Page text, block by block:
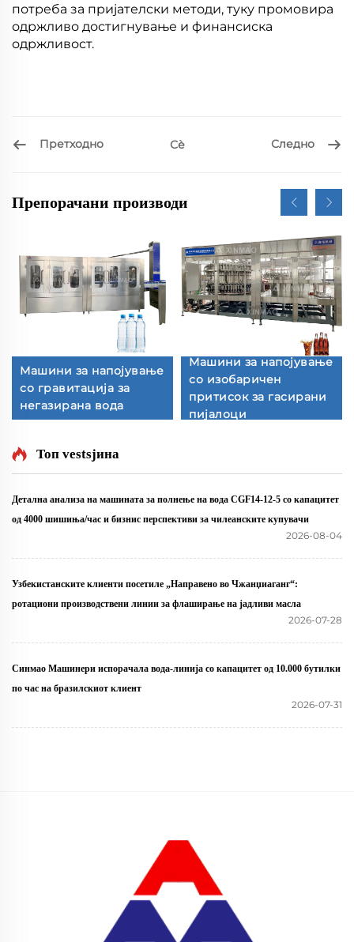
потреба за пријателски методи, туку промовира
одржливо достигнување и финансиска
одржливост.
Претходно Сѐ Следно
Препорачани производи
Машини за напојување
со гравитација за
негазирана вода
Машини за напојување
со изобаричен
притисок за гасирани
пијалоци
Топ vestsјина
Детална анализа на машината за полнење на вода CGF14-12-5 со капацитет
од 4000 шишиња/час и бизнис перспективи за чилеанските купувачи
2026-08-04
Узбекистанските клиенти посетиле „Направено во Чжанџиаганг“:
ротациони производствени линии за флаширање на јадливи масла
2026-07-28
Синмао Машинери испорачала вода-линија со капацитет од 10.000 бутилки
по час на бразилскиот клиент
2026-07-31